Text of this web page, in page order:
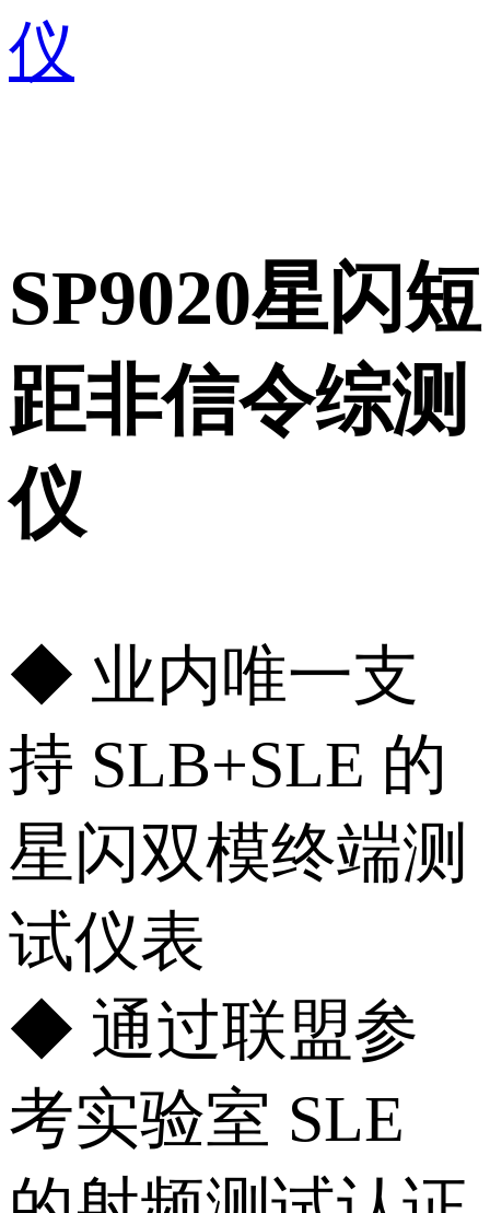
仪
SP9020星闪短
距非信令综测
仪
◆ 业内唯一支
持 SLB+SLE 的
星闪双模终端测
试仪表
◆ 通过联盟参
考实验室 SLE